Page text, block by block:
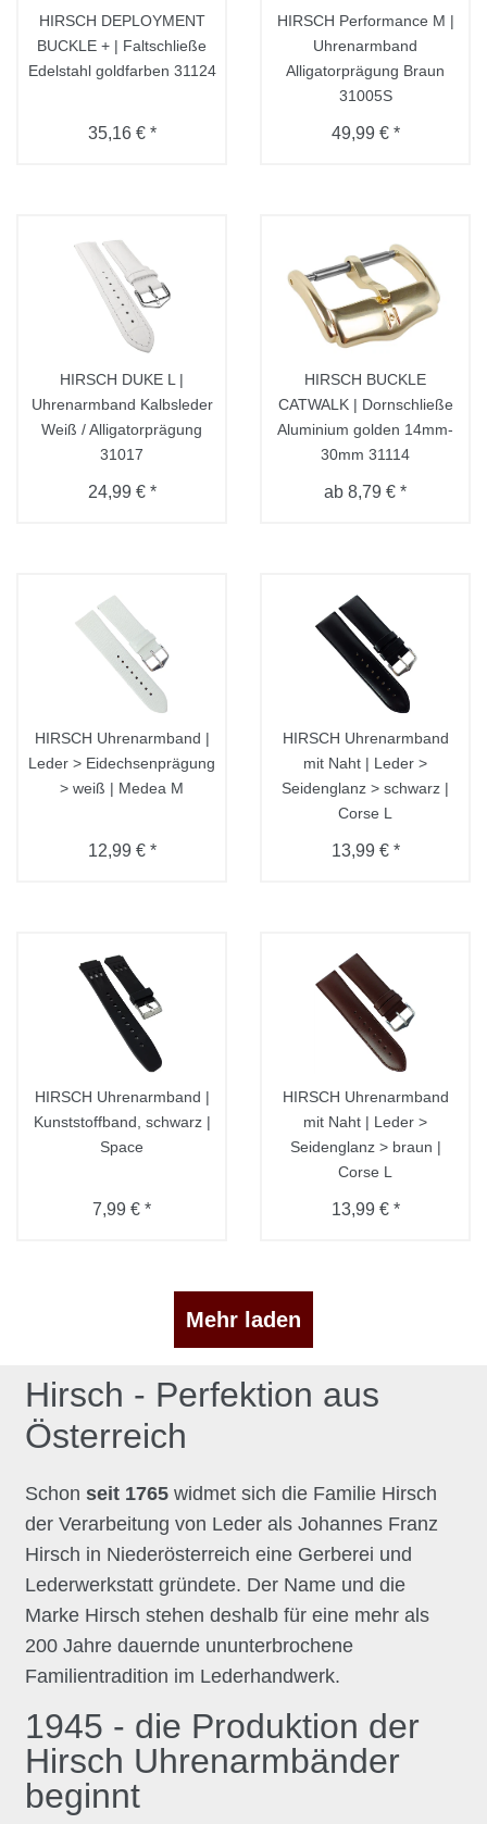
HIRSCH DEPLOYMENT
BUCKLE + | Faltschließe
Edelstahl goldfarben 31124
35,16 € *
HIRSCH Performance M |
Uhrenarmband
Alligatorprägung Braun
31005S
49,99 € *
HIRSCH DUKE L |
Uhrenarmband Kalbsleder
Weiß / Alligatorprägung
31017
24,99 € *
HIRSCH BUCKLE
CATWALK | Dornschließe
Aluminium golden 14mm-
30mm 31114
ab 8,79 € *
HIRSCH Uhrenarmband |
Leder > Eidechsenprägung
> weiß | Medea M
12,99 € *
HIRSCH Uhrenarmband
mit Naht | Leder >
Seidenglanz > schwarz |
Corse L
13,99 € *
HIRSCH Uhrenarmband |
Kunststoffband, schwarz |
Space
7,99 € *
HIRSCH Uhrenarmband
mit Naht | Leder >
Seidenglanz > braun |
Corse L
13,99 € *
Mehr laden
Hirsch - Perfektion aus
Österreich
Schon seit 1765 widmet sich die Familie Hirsch
der Verarbeitung von Leder als Johannes Franz
Hirsch in Niederösterreich eine Gerberei und
Lederwerkstatt gründete. Der Name und die
Marke Hirsch stehen deshalb für eine mehr als
200 Jahre dauernde ununterbrochene
Familientradition im Lederhandwerk.
1945 - die Produktion der
Hirsch Uhrenarmbänder
beginnt